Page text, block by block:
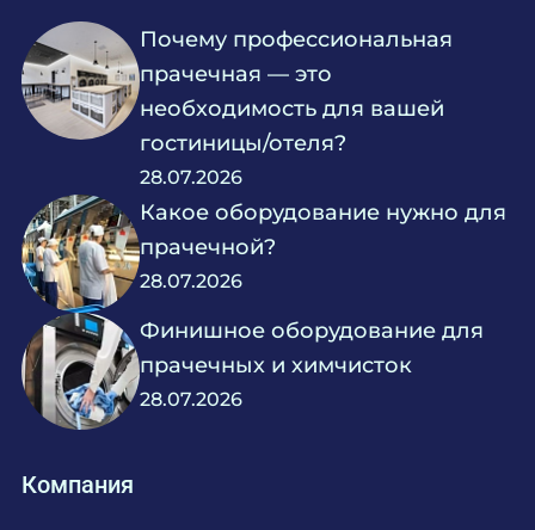
Почему профессиональная
прачечная — это
необходимость для вашей
гостиницы/отеля?
28.07.2026
Какое оборудование нужно для
прачечной?
28.07.2026
Финишное оборудование для
прачечных и химчисток
28.07.2026
Компания